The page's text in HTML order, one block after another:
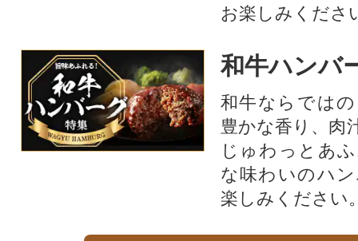
お楽しみくださ
和牛ハンバ
和牛ならでは
豊かな香り、肉
じゅわっとあ
な味わいのハ
楽しみください